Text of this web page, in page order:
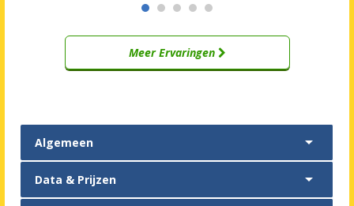
Meer Ervaringen
Algemeen 
Data & Prijzen 